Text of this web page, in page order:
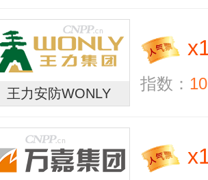
王力安防WONLY
x
指数：
x